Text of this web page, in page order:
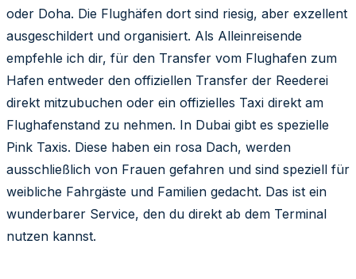
oder Doha. Die Flughäfen dort sind riesig, aber exzellent
ausgeschildert und organisiert. Als Alleinreisende
empfehle ich dir, für den Transfer vom Flughafen zum
Hafen entweder den offiziellen Transfer der Reederei
direkt mitzubuchen oder ein offizielles Taxi direkt am
Flughafenstand zu nehmen. In Dubai gibt es spezielle
Pink Taxis. Diese haben ein rosa Dach, werden
ausschließlich von Frauen gefahren und sind speziell für
weibliche Fahrgäste und Familien gedacht. Das ist ein
wunderbarer Service, den du direkt ab dem Terminal
nutzen kannst.